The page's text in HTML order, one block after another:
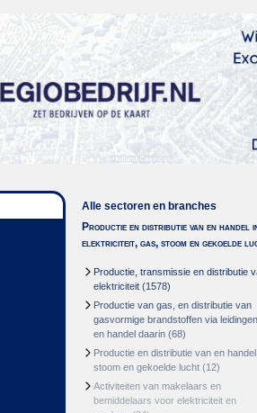
Alle sectoren en branches
Productie en distributie van en handel
elektriciteit, gas, stoom en gekoelde
Productie, transmissie en distributie
elektriciteit (1578)
Productie van gas, en distributie van
gasvormige brandstoffen via leidingen
en handel daarin (68)
Productie en distributie van en
stoom en gekoelde lucht (12)
Activiteiten van makelaars en
bemiddelaars voor elektriciteit en